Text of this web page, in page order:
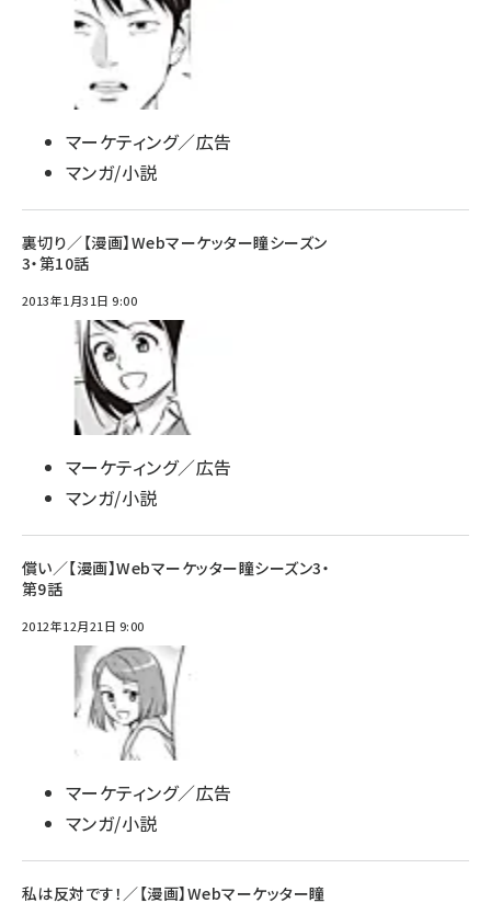
マーケティング／広告
マンガ/小説
裏切り／【漫画】Webマーケッター瞳シーズン
3・第10話
2013年1月31日 9:00
マーケティング／広告
マンガ/小説
償い／【漫画】Webマーケッター瞳シーズン3・
第9話
2012年12月21日 9:00
マーケティング／広告
マンガ/小説
私は反対です！／【漫画】Webマーケッター瞳